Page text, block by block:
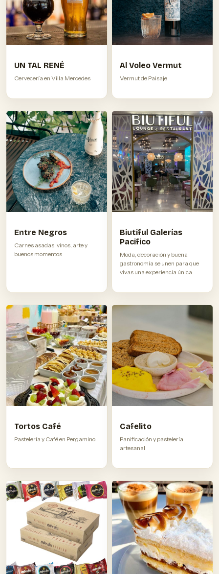
UN TAL RENÉ
Cervecería en Villa Mercedes
Al Voleo Vermut
Vermut de Paisaje
Entre Negros
Carnes asadas, vinos, arte y
buenos momentos
Biutiful Galerías
Pacifico
Moda, decoración y buena
gastronomía se unen para que
vivas una experiencia única.
Tortos Café
Pastelería y Café en Pergamino
Cafelito
Panificación y pastelería
artesanal